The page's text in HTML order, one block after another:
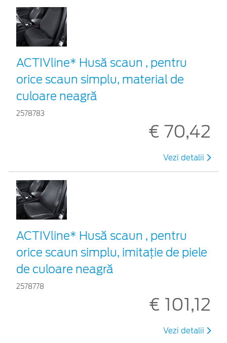
ACTIVline* Husă scaun , pentru
orice scaun simplu, material de
culoare neagră
2578783
€ 70,42
Vezi detalii
ACTIVline* Husă scaun , pentru
orice scaun simplu, imitație de piele
de culoare neagră
2578778
€ 101,12
Vezi detalii